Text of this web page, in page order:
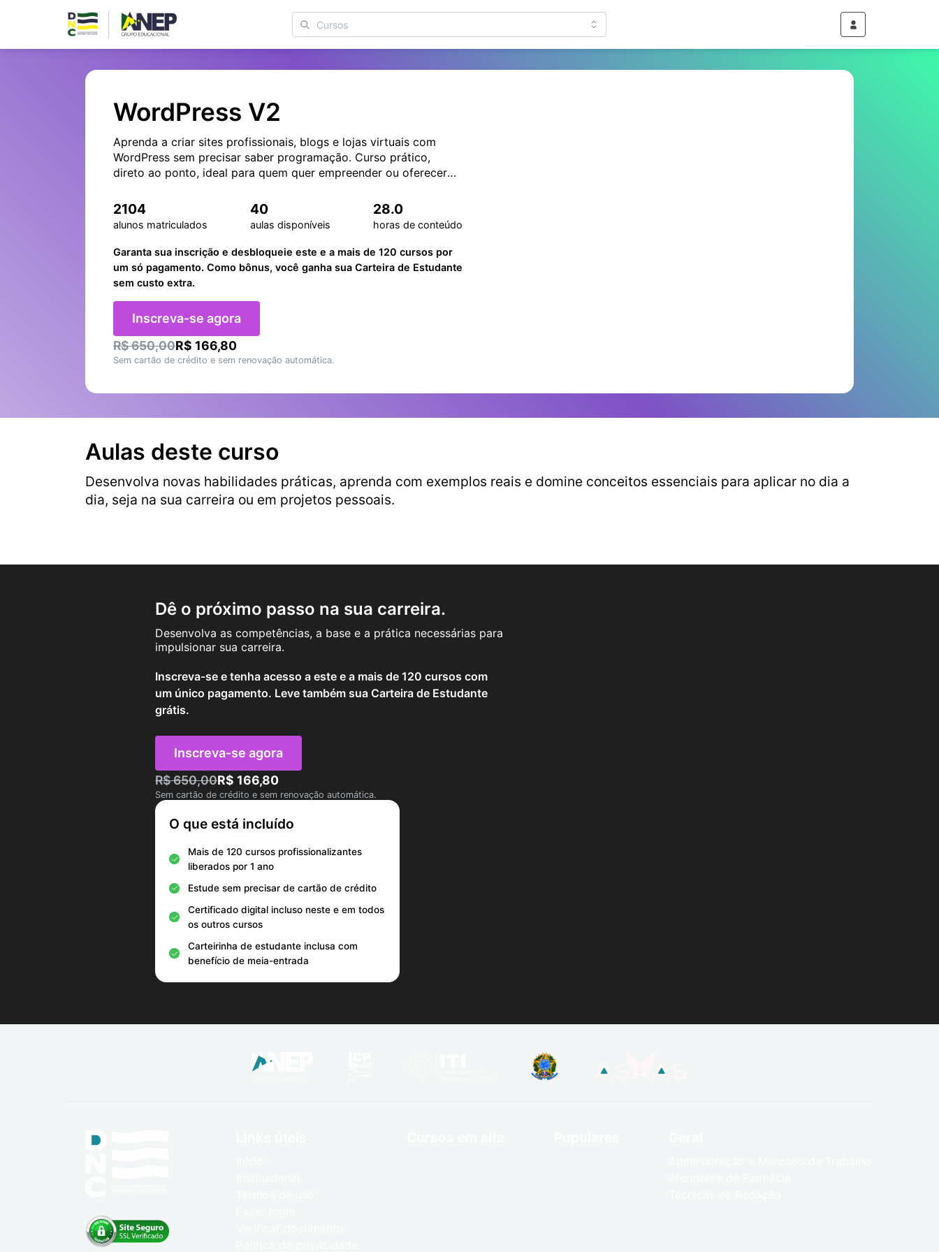
WordPress V2
Aprenda a criar sites profissionais, blogs e lojas virtuais com
WordPress sem precisar saber programação. Curso prático,
direto ao ponto, ideal para quem quer empreender ou oferecer
2104
alunos matriculados
40
aulas disponíveis
28.0
horas de conteúdo
Garanta sua inscrição e desbloqueie este e a mais de 120 cursos por
um só pagamento. Como bônus, você ganha sua Carteira de Estudante
sem custo extra.
Inscreva-se agora
R$ 650,00R$ 166,80
Sem cartão de crédito e sem renovação automática.
Aulas deste curso
Desenvolva novas habilidades práticas, aprenda com exemplos reais e domine conceitos essenciais para aplicar no dia a
dia, seja na sua carreira ou em projetos pessoais.
Dê o próximo passo na sua carreira.
Desenvolva as competências, a base e a prática necessárias para
impulsionar sua carreira.
Inscreva-se e tenha acesso a este e a mais de 120 cursos com
um único pagamento. Leve também sua Carteira de Estudante
grátis.
Inscreva-se agora
R$ 650,00R$ 166,80
Sem cartão de crédito e sem renovação automática.
O que está incluído
Mais de 120 cursos profissionalizantes
liberados por 1 ano
Estude sem precisar de cartão de crédito
Certificado digital incluso neste e em todos
os outros cursos
Carteirinha de estudante inclusa com
benefício de meia-entrada